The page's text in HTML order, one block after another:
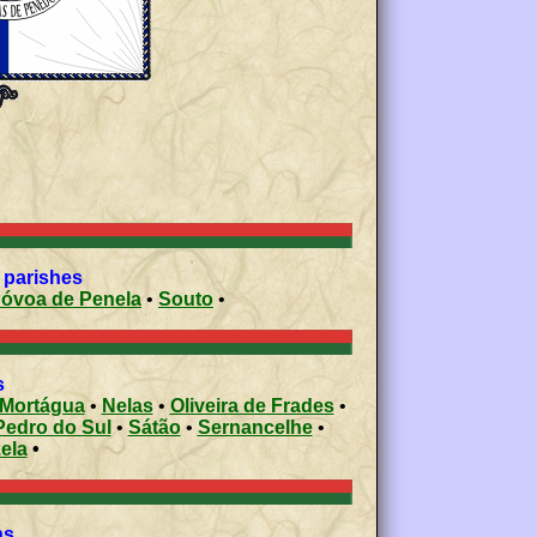
Póvoa de Penela•Souto •
• Nelas• Oliveira de Frades•
do Sul • Sátão• Sernancelhe•
•